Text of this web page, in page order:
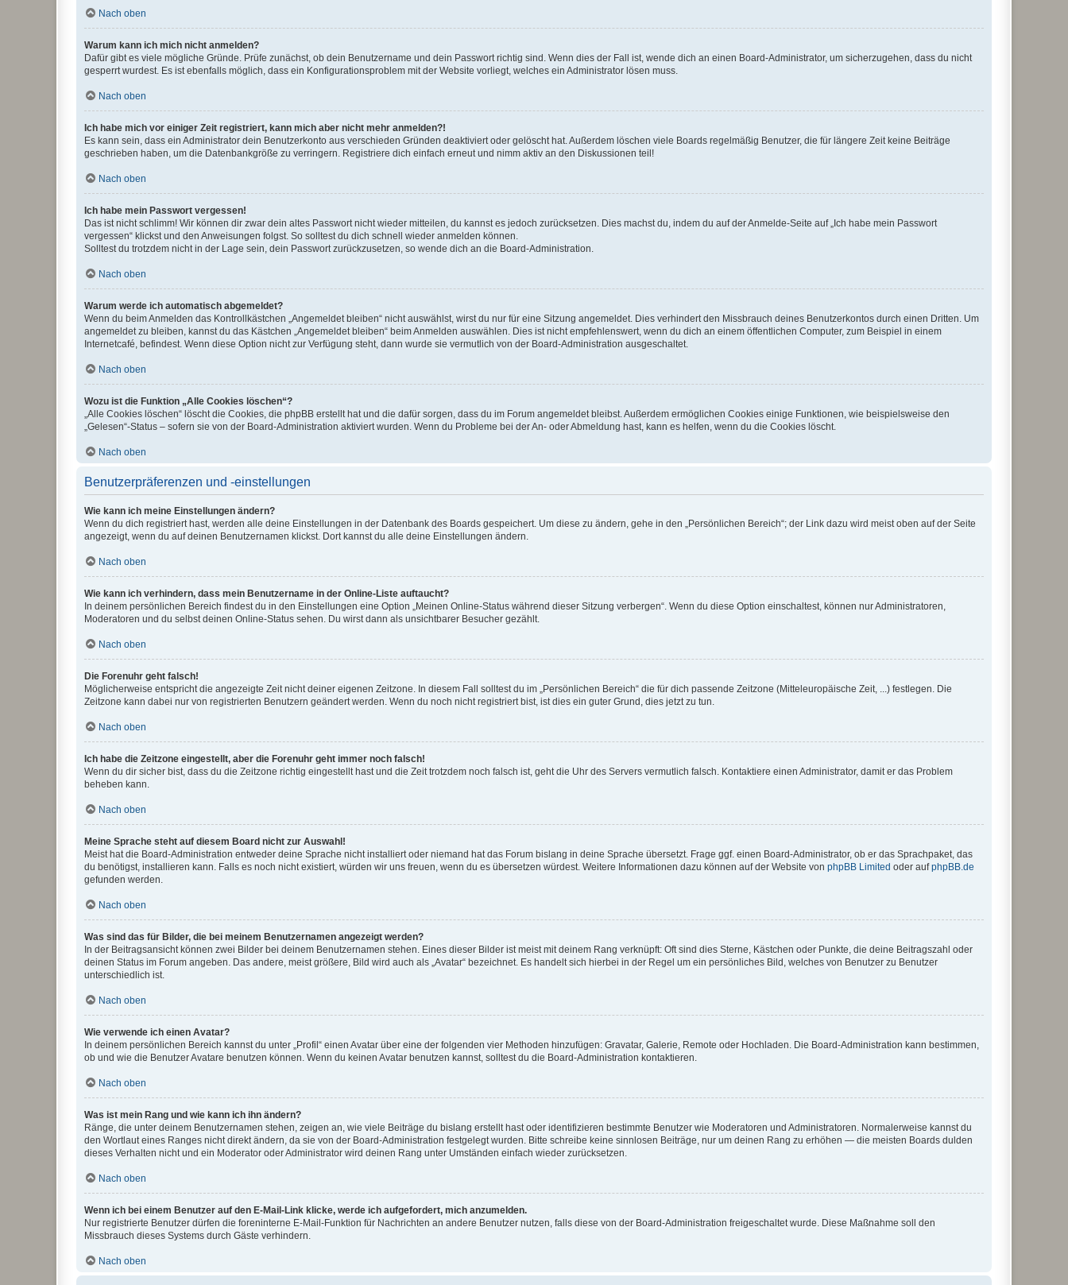
Nach oben
Warum kann ich mich nicht anmelden?
Dafür gibt es viele mögliche Gründe. Prüfe zunächst, ob dein Benutzername und dein Passwort richtig sind. Wenn dies der Fall ist, wende dich an einen Board-Administrator, um sicherzugehen, dass du nicht
gesperrt wurdest. Es ist ebenfalls möglich, dass ein Konfigurationsproblem mit der Website vorliegt, welches ein Administrator lösen muss.
Nach oben
Ich habe mich vor einiger Zeit registriert, kann mich aber nicht mehr anmelden?!
Es kann sein, dass ein Administrator dein Benutzerkonto aus verschieden Gründen deaktiviert oder gelöscht hat. Außerdem löschen viele Boards regelmäßig Benutzer, die für längere Zeit keine Beiträge
geschrieben haben, um die Datenbankgröße zu verringern. Registriere dich einfach erneut und nimm aktiv an den Diskussionen teil!
Nach oben
Ich habe mein Passwort vergessen!
Das ist nicht schlimm! Wir können dir zwar dein altes Passwort nicht wieder mitteilen, du kannst es jedoch zurücksetzen. Dies machst du, indem du auf der Anmelde-Seite auf „Ich habe mein Passwort
vergessen“ klickst und den Anweisungen folgst. So solltest du dich schnell wieder anmelden können.
Solltest du trotzdem nicht in der Lage sein, dein Passwort zurückzusetzen, so wende dich an die Board-Administration.
Nach oben
Warum werde ich automatisch abgemeldet?
Wenn du beim Anmelden das Kontrollkästchen „Angemeldet bleiben“ nicht auswählst, wirst du nur für eine Sitzung angemeldet. Dies verhindert den Missbrauch deines Benutzerkontos durch einen Dritten. Um
angemeldet zu bleiben, kannst du das Kästchen „Angemeldet bleiben“ beim Anmelden auswählen. Dies ist nicht empfehlenswert, wenn du dich an einem öffentlichen Computer, zum Beispiel in einem
Internetcafé, befindest. Wenn diese Option nicht zur Verfügung steht, dann wurde sie vermutlich von der Board-Administration ausgeschaltet.
Nach oben
Wozu ist die Funktion „Alle Cookies löschen“?
„Alle Cookies löschen“ löscht die Cookies, die phpBB erstellt hat und die dafür sorgen, dass du im Forum angemeldet bleibst. Außerdem ermöglichen Cookies einige Funktionen, wie beispielsweise den
„Gelesen“-Status – sofern sie von der Board-Administration aktiviert wurden. Wenn du Probleme bei der An- oder Abmeldung hast, kann es helfen, wenn du die Cookies löscht.
Nach oben
Benutzerpräferenzen und -einstellungen
Wie kann ich meine Einstellungen ändern?
Wenn du dich registriert hast, werden alle deine Einstellungen in der Datenbank des Boards gespeichert. Um diese zu ändern, gehe in den „Persönlichen Bereich“; der Link dazu wird meist oben auf der Seite
angezeigt, wenn du auf deinen Benutzernamen klickst. Dort kannst du alle deine Einstellungen ändern.
Nach oben
Wie kann ich verhindern, dass mein Benutzername in der Online-Liste auftaucht?
In deinem persönlichen Bereich findest du in den Einstellungen eine Option „Meinen Online-Status während dieser Sitzung verbergen“. Wenn du diese Option einschaltest, können nur Administratoren,
Moderatoren und du selbst deinen Online-Status sehen. Du wirst dann als unsichtbarer Besucher gezählt.
Nach oben
Die Forenuhr geht falsch!
Möglicherweise entspricht die angezeigte Zeit nicht deiner eigenen Zeitzone. In diesem Fall solltest du im „Persönlichen Bereich“ die für dich passende Zeitzone (Mitteleuropäische Zeit, ...) festlegen. Die
Zeitzone kann dabei nur von registrierten Benutzern geändert werden. Wenn du noch nicht registriert bist, ist dies ein guter Grund, dies jetzt zu tun.
Nach oben
Ich habe die Zeitzone eingestellt, aber die Forenuhr geht immer noch falsch!
Wenn du dir sicher bist, dass du die Zeitzone richtig eingestellt hast und die Zeit trotzdem noch falsch ist, geht die Uhr des Servers vermutlich falsch. Kontaktiere einen Administrator, damit er das Problem
beheben kann.
Nach oben
Meine Sprache steht auf diesem Board nicht zur Auswahl!
Meist hat die Board-Administration entweder deine Sprache nicht installiert oder niemand hat das Forum bislang in deine Sprache übersetzt. Frage ggf. einen Board-Administrator, ob er das Sprachpaket, das
du benötigst, installieren kann. Falls es noch nicht existiert, würden wir uns freuen, wenn du es übersetzen würdest. Weitere Informationen dazu können auf der Website von phpBB Limited oder aufphpBB.de
gefunden werden.
Nach oben
Was sind das für Bilder, die bei meinem Benutzernamen angezeigt werden?
In der Beitragsansicht können zwei Bilder bei deinem Benutzernamen stehen. Eines dieser Bilder ist meist mit deinem Rang verknüpft: Oft sind dies Sterne, Kästchen oder Punkte, die deine Beitragszahl oder
deinen Status im Forum angeben. Das andere, meist größere, Bild wird auch als „Avatar“ bezeichnet. Es handelt sich hierbei in der Regel um ein persönliches Bild, welches von Benutzer zu Benutzer
unterschiedlich ist.
Nach oben
Wie verwende ich einen Avatar?
In deinem persönlichen Bereich kannst du unter „Profil“ einen Avatar über eine der folgenden vier Methoden hinzufügen: Gravatar, Galerie, Remote oder Hochladen. Die Board-Administration kann bestimmen,
ob und wie die Benutzer Avatare benutzen können. Wenn du keinen Avatar benutzen kannst, solltest du die Board-Administration kontaktieren.
Nach oben
Was ist mein Rang und wie kann ich ihn ändern?
Ränge, die unter deinem Benutzernamen stehen, zeigen an, wie viele Beiträge du bislang erstellt hast oder identifizieren bestimmte Benutzer wie Moderatoren und Administratoren. Normalerweise kannst du
den Wortlaut eines Ranges nicht direkt ändern, da sie von der Board-Administration festgelegt wurden. Bitte schreibe keine sinnlosen Beiträge, nur um deinen Rang zu erhöhen — die meisten Boards dulden
dieses Verhalten nicht und ein Moderator oder Administrator wird deinen Rang unter Umständen einfach wieder zurücksetzen.
Nach oben
Wenn ich bei einem Benutzer auf den E-Mail-Link klicke, werde ich aufgefordert, mich anzumelden.
Nur registrierte Benutzer dürfen die foreninterne E-Mail-Funktion für Nachrichten an andere Benutzer nutzen, falls diese von der Board-Administration freigeschaltet wurde. Diese Maßnahme soll den
Missbrauch dieses Systems durch Gäste verhindern.
Nach oben